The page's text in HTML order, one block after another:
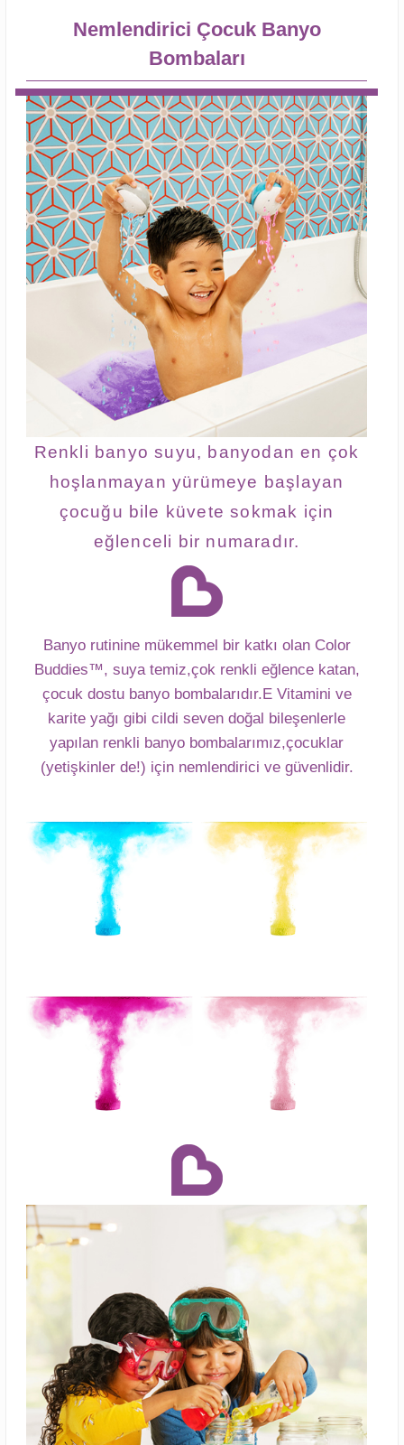
Nemlendirici Çocuk Banyo
Bombaları
Renkli banyo suyu, banyodan en çok
hoşlanmayan yürümeye başlayan
çocuğu bile küvete sokmak için
eğlenceli bir numaradır.
Banyo rutinine mükemmel bir katkı olan Color
Buddies™, suya temiz,çok renkli eğlence katan,
çocuk dostu banyo bombalarıdır.E Vitamini ve
karite yağı gibi cildi seven doğal bileşenlerle
yapılan renkli banyo bombalarımız,çocuklar
(yetişkinler de!) için nemlendirici ve güvenlidir.